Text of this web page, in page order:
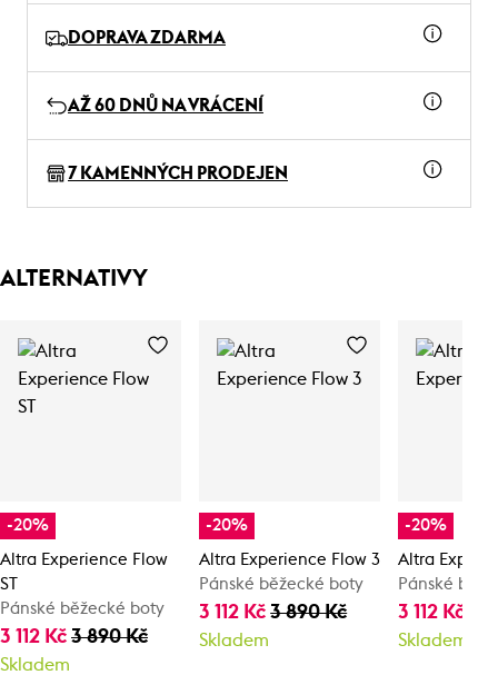
DOPRAVA ZDARMA
AŽ 60 DNŮ NA VRÁCENÍ
7 KAMENNÝCH PRODEJEN
ALTERNATIVY
-20%
Altra Experience Flow
ST
Pánské běžecké boty
3 112 Kč 3 890 Kč
Skladem
-20%
Altra Experience Flow 3
Pánské běžecké boty
3 112 Kč3 890 Kč
Skladem
-20%
Altra
Pánské
3 112 Kč
Skladem